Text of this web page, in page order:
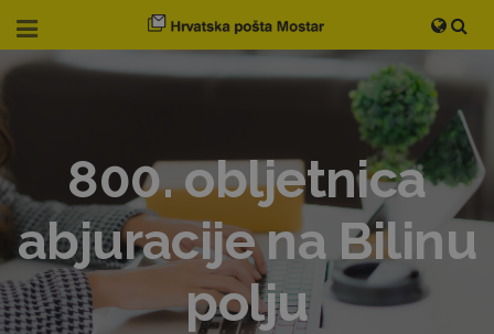
800. obljetnica
abjuracije na Bilinu
polju